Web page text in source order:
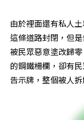
由於裡面還有私人
這條道路封閉，但
被民眾惡意塗改歸
的鋼鐵柵欄，卻有
告示牌，整個被人拆